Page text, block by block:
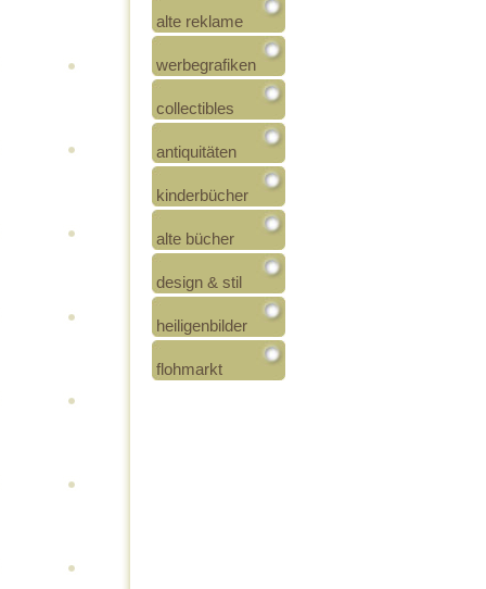
alte reklame
werbegrafiken
collectibles
antiquitäten
kinderbücher
alte bücher
design & stil
heiligenbilder
flohmarkt